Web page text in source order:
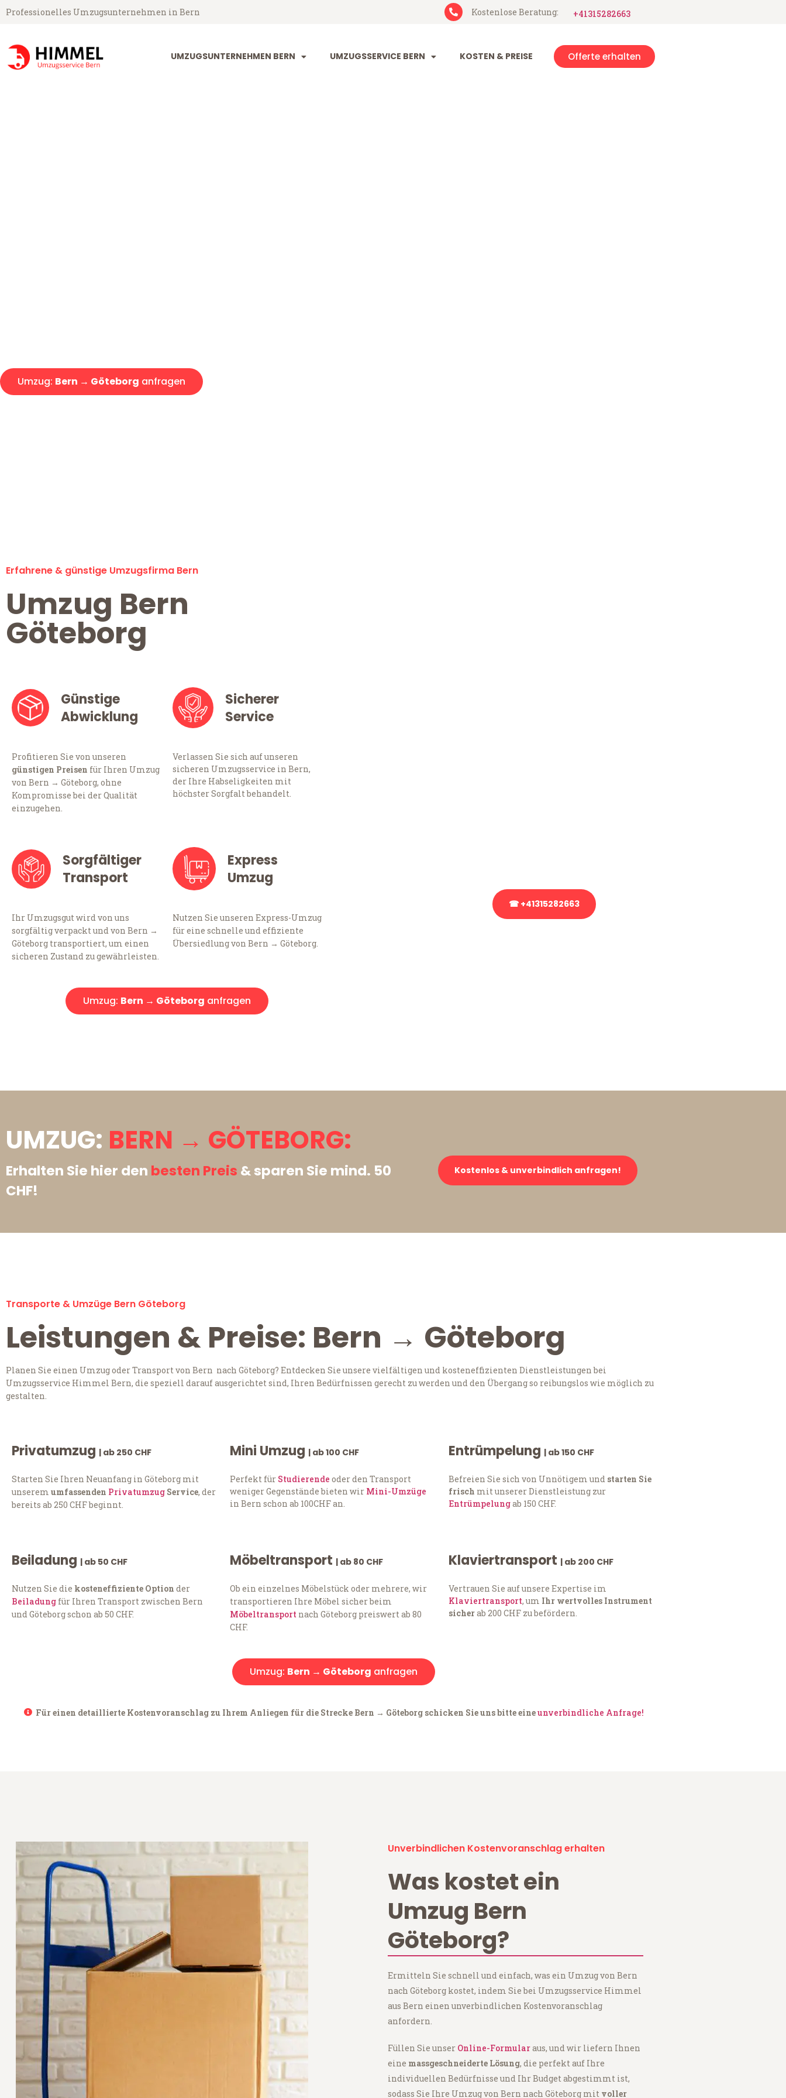
Professionelles Umzugsunternehmen in Bern Kostenlose Beratung: +41315282663
UMZUGSUNTERNEHMEN BERN UMZUGSSERVICE BERN KOSTEN & PREISE Offerte erhalten
Umzug: Bern → Göteborg anfragen
Erfahrene & günstige Umzugsfirma Bern
Umzug Bern
Göteborg
Günstige
Abwicklung
Profitieren Sie von unseren
günstigen Preisen für Ihren Umzug
von Bern → Göteborg, ohne
Kompromisse bei der Qualität
einzugehen.
Sicherer
Service
Verlassen Sie sich auf unseren
sicheren Umzugsservice in Bern,
der Ihre Habseligkeiten mit
höchster Sorgfalt behandelt.
Sorgfältiger
Transport
Ihr Umzugsgut wird von uns
sorgfältig verpackt und von Bern →
Göteborg transportiert, um einen
sicheren Zustand zu gewährleisten.
Express
Umzug
Nutzen Sie unseren Express-Umzug
für eine schnelle und effiziente
Übersiedlung von Bern → Göteborg.
Umzug: Bern → Göteborg anfragen
☎ +41315282663
UMZUG: BERN → GÖTEBORG:
Erhalten Sie hier den besten Preis & sparen Sie mind. 50
CHF!
Kostenlos & unverbindlich anfragen!
Transporte & Umzüge Bern Göteborg
Leistungen & Preise: Bern → Göteborg
Planen Sie einen Umzug oder Transport von Bern nach Göteborg? Entdecken Sie unsere vielfältigen und kosteneffizienten Dienstleistungen bei
Umzugsservice Himmel Bern, die speziell darauf ausgerichtet sind, Ihren Bedürfnissen gerecht zu werden und den Übergang so reibungslos wie möglich zu
gestalten.
Privatumzug | ab 250 CHF
Starten Sie Ihren Neuanfang in Göteborg mit
unserem umfassenden Privatumzug Service, der
bereits ab 250 CHF beginnt.
Mini Umzug | ab 100 CHF
Perfekt für Studierende oder den Transport
weniger Gegenstände bieten wir Mini-Umzüge
in Bern schon ab 100CHF an.
Entrümpelung | ab 150 CHF
Befreien Sie sich von Unnötigem und starten Sie
frisch mit unserer Dienstleistung zur
Entrümpelungab 150 CHF.
Beiladung | ab 50 CHF
Nutzen Sie die kosteneffiziente Option der
Beiladung für Ihren Transport zwischen Bern
und Göteborg schon ab 50 CHF.
Möbeltransport | ab 80 CHF
Ob ein einzelnes Möbelstück oder mehrere, wir
transportieren Ihre Möbel sicher beim
Möbeltransport nach Göteborg preiswert ab 80
CHF.
Klaviertransport | ab 200 CHF
Vertrauen Sie auf unsere Expertise im
Klaviertransport, um Ihr wertvolles Instrument
sicherab 200 CHF zu befördern.
Umzug: Bern → Göteborg anfragen
Für einen detaillierte Kostenvoranschlag zu Ihrem Anliegen für die Strecke Bern → Göteborg schicken Sie uns bitte eineunverbindliche Anfrage!
Unverbindlichen Kostenvoranschlag erhalten
Was kostet ein
Umzug Bern
Göteborg?
Ermitteln Sie schnell und einfach, was ein Umzug von Bern
nach Göteborg kostet, indem Sie bei Umzugsservice Himmel
aus Bern einen unverbindlichen Kostenvoranschlag
anfordern.
Füllen Sie unser Online-Formularaus, und wir liefern Ihnen
eine massgeschneiderte Lösung, die perfekt auf Ihre
individuellen Bedürfnisse und Ihr Budget abgestimmt ist,
sodass Sie Ihre Umzug von Bern nach Göteborg mit voller